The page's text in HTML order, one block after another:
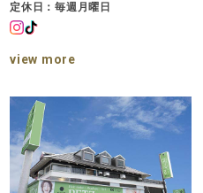
定休日：毎週月曜日
view more